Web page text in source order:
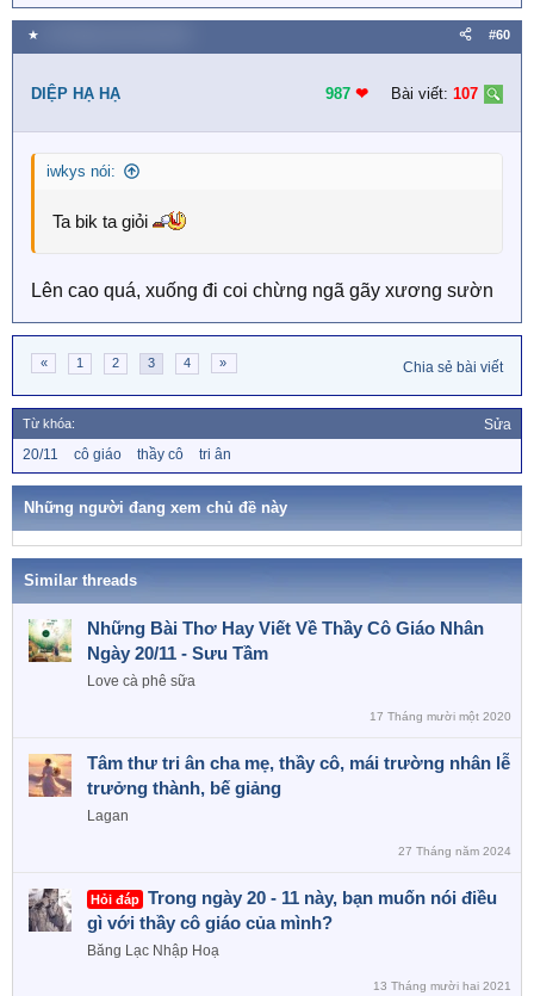
★ #60
DIỆP HẠ HẠ 987 ❤︎ Bài viết: 107
iwkys nói:
Ta bik ta giỏi
Lên cao quá, xuống đi coi chừng ngã gãy xương sườn
« 1 2 3 4 » Chia sẻ bài viết
Từ khóa: Sửa
ừ
k
20/11 cô giáo thầy cô tri ân
Những người đang xem chủ đề này
Similar threads
Những Bài Thơ Hay Viết Về Thầy Cô Giáo Nhân
Ngày 20/11 - Sưu Tầm
Love cà phê sữa
17 Tháng mười một 2020
Tâm thư tri ân cha mẹ, thầy cô, mái trường nhân lễ
trưởng thành, bế giảng
Lagan
27 Tháng năm 2024
Hỏi đáp Trong ngày 20 - 11 này, bạn muốn nói điều
gì với thầy cô giáo của mình?
Băng Lạc Nhập Hoạ
13 Tháng mười hai 2021